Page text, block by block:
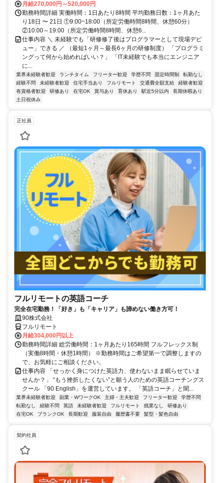
月給270,000円～520,000円
勤務時間詳細 実働時間：1日あたり8時間 平均勤務日数：1ヶ月あた
り18日 〜 21日 ①9:00~18:00（所定労働時間8時間、休憩60分）
②10:00～19:00（所定労働時間8時間、休憩6...
仕事内容 ＼ 未経験でも「研修修了後はプログラマーとして現場デビ
ュー」できる ／ （最短1ヶ月～最長6ヶ月の研修制度） 「プログラミ
ングって何から始めればいい？」 「IT未経験でも本当にエンジニア
に...
業界未経験者歓迎 ランチタイム フリーター歓迎 学歴不問 固定時間制
転勤なし
経験不問
未経験者歓迎 住宅手当あり フルリモート 交通費全額支給
経験者歓迎
有資格者歓迎
研修あり 在宅OK 賞与あり 育休あり 駅近5分以内
長期休暇あり
土日祝休み
正社員
フルリモートの英語コーチ
完全在宅勤務！「好き」も「キャリア」も諦めない働き方可！
90株式会社
フルリモート
月給304,000円以上
勤務時間詳細 総労働時間：1ヶ月あたり165時間 フルフレックス制
（実働8時間・休憩1時間） ※勤務時間はご希望第一で調整しますの
で、お気軽にご相談ください。
仕事内容 「せっかく身につけた英語力、使わないまま眠らせていま
せんか？」 “もう挫折したくない”と願う人のための英語コーチングス
クール 「90 English」を運営しています。 「英語コーチ」と聞...
業界未経験者歓迎 副業・WワークOK 主婦・主夫歓迎 フリーター歓迎
学歴不問
転勤なし
経験不問 英語 未経験者歓迎 フルリモート 残業なし
研修あり
在宅OK
ブランクOK 長期歓迎 服装自由 履歴書不要 髪型・髪色自由
契約社員